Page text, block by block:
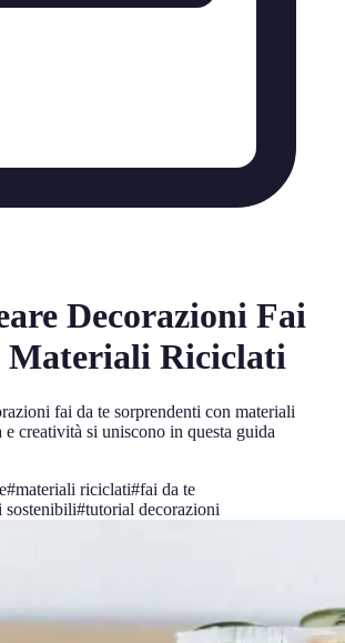
Decorazioni Fai
Materiali Riciclati
fai da te sorprendenti con materiali
creatività si uniscono in questa guida
#materiali riciclati#fai da te
sostenibili#tutorial decorazioni